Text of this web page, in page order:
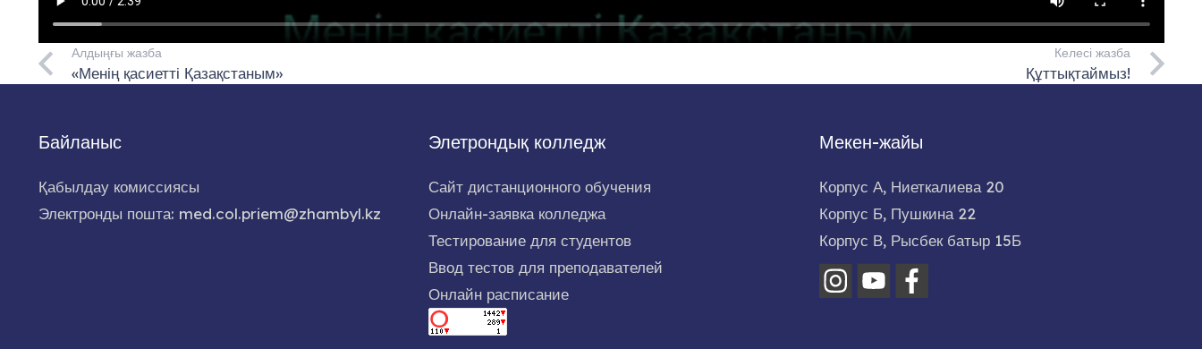
Алдыңғы жазба
«Менің қасиетті Қазақстаным»
Келесі жазба
Құттықтаймыз!
Байланыс
Қабылдау комиссиясы
Электронды пошта: med.col.priem@zhambyl.kz
Элетрондық колледж
Сайт дистанционного обучения
Онлайн-заявка колледжа
Тестирование для студентов
Ввод тестов для преподавателей
Онлайн расписание
Мекен-жайы
Корпус А, Ниеткалиева 20
Корпус Б, Пушкина 22
Корпус В, Рысбек батыр 15Б